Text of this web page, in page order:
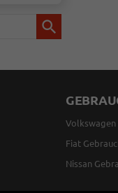
Volkswagen
Fiat
Nissan